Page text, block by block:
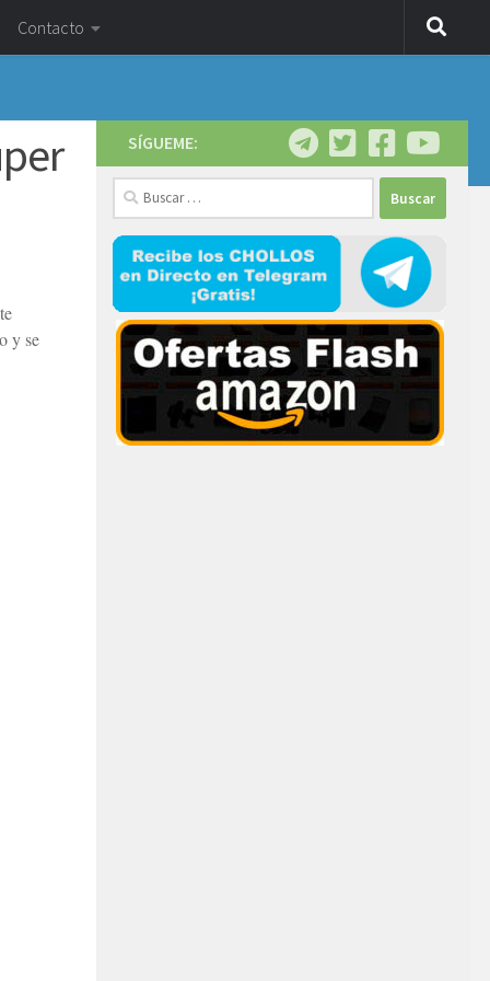
Contacto
y se
SÍGUEME:
Buscar: